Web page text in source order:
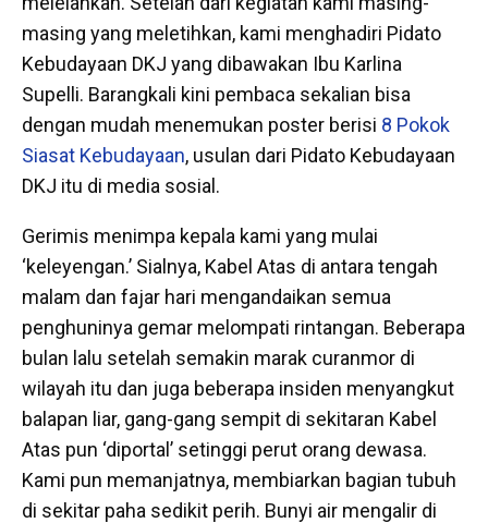
masing yang meletihkan, kami menghadiri Pidato
Kebudayaan DKJ yang dibawakan Ibu Karlina
Supelli. Barangkali kini pembaca sekalian bisa
dengan mudah menemukan poster berisi 8 Pokok
Siasat Kebudayaan, usulan dari Pidato Kebudayaan
DKJ itu di media sosial.
Gerimis menimpa kepala kami yang mulai
‘keleyengan.’ Sialnya, Kabel Atas di antara tengah
malam dan fajar hari mengandaikan semua
penghuninya gemar melompati rintangan. Beberapa
bulan lalu setelah semakin marak curanmor di
wilayah itu dan juga beberapa insiden menyangkut
balapan liar, gang-gang sempit di sekitaran Kabel
Atas pun ‘diportal’ setinggi perut orang dewasa.
Kami pun memanjatnya, membiarkan bagian tubuh
di sekitar paha sedikit perih. Bunyi air mengalir di